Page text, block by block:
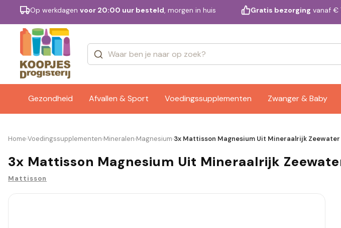
Op werkdagen voor 20:00 uur besteld, morgen in huis Gratis bezorging vanaf €
Gezondheid Afvallen & Sport Voedingssupplementen Zwanger & Baby
Merken
Home›Voedingssupplementen›Mineralen›Magnesium›3x Mattisson Magnesium Uit Mineraalrijk
3x Mattisson Magnesium Uit Mineraalrijk
Mattisson